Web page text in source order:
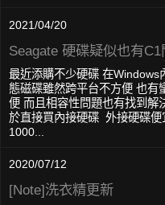
2021/04/20
Seagate 硬碟疑似也有C1
最近添購不少硬碟 在
態磁碟雖然跨平台不方便 也有
便 而且相容性問題也有找到解
於直接買內接硬碟 外接硬碟
1000...
2020/07/12
[Note]洗衣精更新